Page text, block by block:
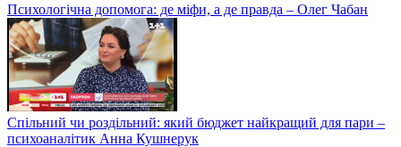
Психологічна допомога: де міфи, а де правда – Олег Чабан
Спільний чи роздільний: який бюджет найкращий для пари –
психоаналітик Анна Кушнерук